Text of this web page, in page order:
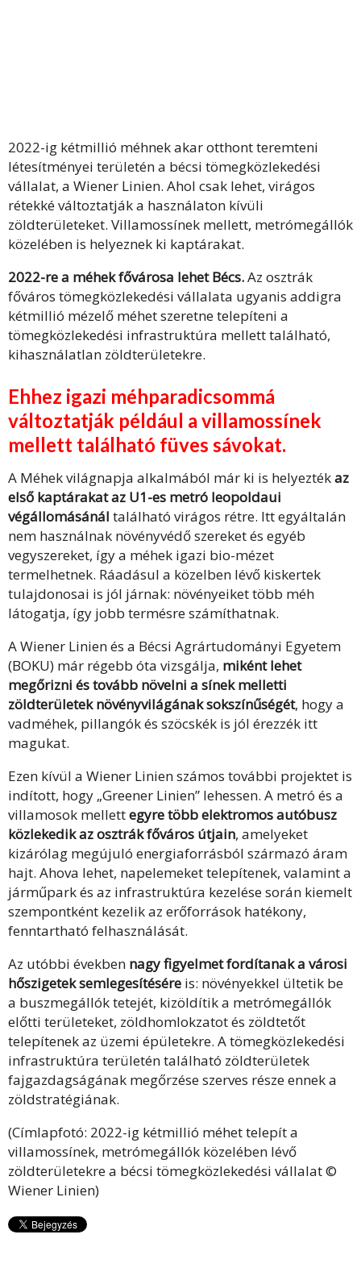
2022-ig kétmillió méhnek akar otthont teremteni
létesítményei területén a bécsi tömegközlekedési
vállalat, a Wiener Linien. Ahol csak lehet, virágos
rétekké változtatják a használaton kívüli
zöldterületeket. Villamossínek mellett, metrómegállók
közelében is helyeznek ki kaptárakat.
2022-re a méhek fővárosa lehet Bécs.Az osztrák
főváros tömegközlekedési vállalata ugyanis addigra
kétmillió mézelő méhet szeretne telepíteni a
tömegközlekedési infrastruktúra mellett található,
kihasználatlan zöldterületekre.
Ehhez igazi méhparadicsommá
változtatják például a villamossínek
mellett található füves sávokat.
A Méhek világnapja alkalmából már ki is helyeztékaz
első kaptárakat az U1-es metró leopoldaui
végállomásánál található virágos rétre. Itt egyáltalán
nem használnak növényvédő szereket és egyéb
vegyszereket, így a méhek igazi bio-mézet
termelhetnek. Ráadásul a közelben lévő kiskertek
tulajdonosai is jól járnak: növényeiket több méh
látogatja, így jobb termésre számíthatnak.
A Wiener Linien és a Bécsi Agrártudományi Egyetem
(BOKU) már régebb óta vizsgálja, miként lehet
megőrizni és tovább növelni a sínek melletti
zöldterületek növényvilágának sokszínűségét, hogy a
vadméhek, pillangók és szöcskék is jól érezzék itt
magukat.
Ezen kívül a Wiener Linien számos további projektet is
indított, hogy „Greener Linien” lehessen. A metró és a
villamosok mellettegyre több elektromos autóbusz
közlekedik az osztrák főváros útjain, amelyeket
kizárólag megújuló energiaforrásból származó áram
hajt. Ahova lehet, napelemeket telepítenek, valamint a
járműpark és az infrastruktúra kezelése során kiemelt
szempontként kezelik az erőforrások hatékony,
fenntartható felhasználását.
Az utóbbi években nagy figyelmet fordítanak a városi
hőszigetek semlegesítésére is: növényekkel ültetik be
a buszmegállók tetejét, kizöldítik a metrómegállók
előtti területeket, zöldhomlokzatot és zöldtetőt
telepítenek az üzemi épületekre. A tömegközlekedési
infrastruktúra területén található zöldterületek
fajgazdagságának megőrzése szerves része ennek a
zöldstratégiának.
(Címlapfotó: 2022-ig kétmillió méhet telepít a
villamossínek, metrómegállók közelében lévő
zöldterületekre a bécsi tömegközlekedési vállalat ©
Wiener Linien)